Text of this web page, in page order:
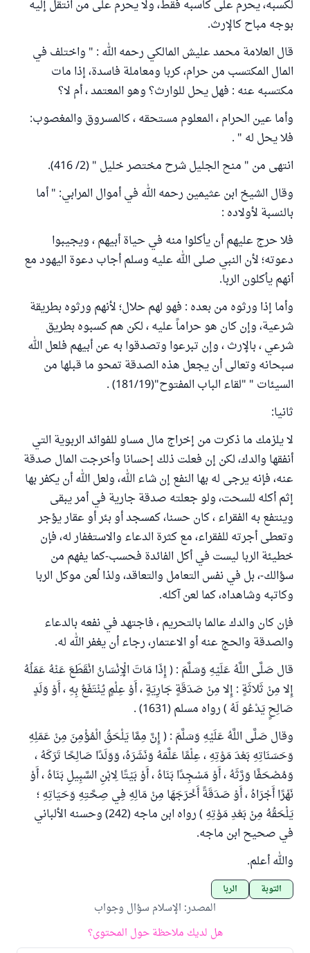
لكسبه، يحرم على كاسبه فقط، ولا يحرم على من انتقل إليه
بوجه مباح كالإرث.
قال العلامة محمد عليش المالكي رحمه الله : " واختلف في
المال المكتسب من حرام، كربا ومعاملة فاسدة، إذا مات
مكتسبه عنه : فهل يحل للوارث؟ وهو المعتمد ، أم لا؟
وأما عين الحرام ، المعلوم مستحقه ، كالمسروق والمغصوب:
فلا يحل له " .
انتهى من " منح الجليل شرح مختصر خليل " (2/ 416).
وقال الشيخ ابن عثيمين رحمه الله في أموال المرابي: " أما
بالنسبة لأولاده :
فلا حرج عليهم أن يأكلوا منه في حياة أبيهم ، ويجيبوا
دعوته؛ لأن النبي صلى الله عليه وسلم أجاب دعوة اليهود مع
أنهم يأكلون الربا.
وأما إذا ورثوه من بعده : فهو لهم حلال؛ لأنهم ورثوه بطريقة
شرعية، وإن كان هو حراماً عليه ، لكن هم كسبوه بطريق
شرعي ، بالإرث ، وإن تبرعوا وتصدقوا به عن أبيهم فلعل الله
سبحانه وتعالى أن يجعل هذه الصدقة تمحو ما قبلها من
السيئات " "لقاء الباب المفتوح"(181/19) .
ثانيا:
لا يلزمك ما ذكرت من إخراج مال مساو للفوائد الربوية التي
أنفقها والدك، لكن إن فعلت ذلك إحسانا وأخرجت المال صدقة
عنه، فإنه يرجى له بها النفع إن شاء الله، ولعل الله أن يكفر بها
إثم أكله للسحت، ولو جعلته صدقة جارية في أمر يبقى
وينتفع به الفقراء ، كان حسنا، كمسجد أو بئر أو عقار يؤجر
وتعطى أجرته للفقراء، مع كثرة الدعاء والاستغفار له، فإن
خطيئة الربا ليست في أكل الفائدة فحسب-كما يفهم من
سؤالك-، بل في نفس التعامل والتعاقد، ولذا لُعن موكل الربا
وكاتبه وشاهداه، كما لعن آكله.
فإن كان والدك عالما بالتحريم ، فاجتهد في نفعه بالدعاء
والصدقة والحج عنه أو الاعتمار، رجاء أن يغفر الله له.
قال صَلَّى اللَّهُ عَلَيْهِ وَسَلَّمَ : ( إِذَا مَاتَ الْإِنْسَانُ انْقَطَعَ عَنْهُ عَمَلُهُ
إِلا مِنْ ثَلاثَةٍ : إِلا مِنْ صَدَقَةٍ جَارِيَةٍ ، أَوْ عِلْمٍ يُنْتَفَعُ بِهِ ، أَوْ وَلَدٍ
صَالِحٍ يَدْعُو لَهُ ) رواه مسلم (1631) .
وقال صَلَّى اللَّهُ عَلَيْهِ وَسَلَّمَ : ( إِنَّ مِمَّا يَلْحَقُ الْمُؤْمِنَ مِنْ عَمَلِهِ
وَحَسَنَاتِهِ بَعْدَ مَوْتِهِ ، عِلْمًا عَلَّمَهُ وَنَشَرَهُ، وَوَلَدًا صَالِحًا تَرَكَهُ ،
وَمُصْحَفًا وَرَّثَهُ ، أَوْ مَسْجِدًا بَنَاهُ ، أَوْ بَيْتًا لِابْنِ السَّبِيلِ بَنَاهُ ، أَوْ
نَهْرًا أَجْرَاهُ ، أَوْ صَدَقَةً أَخْرَجَهَا مِنْ مَالِهِ فِي صِحَّتِهِ وَحَيَاتِهِ ؛
يَلْحَقُهُ مِنْ بَعْدِ مَوْتِهِ ) رواه ابن ماجه (242) وحسنه الألباني
في صحيح ابن ماجه.
والله أعلم.
التوبة الربا
المصدر: الإسلام سؤال وجواب
هل لديك ملاحظة حول المحتوى؟